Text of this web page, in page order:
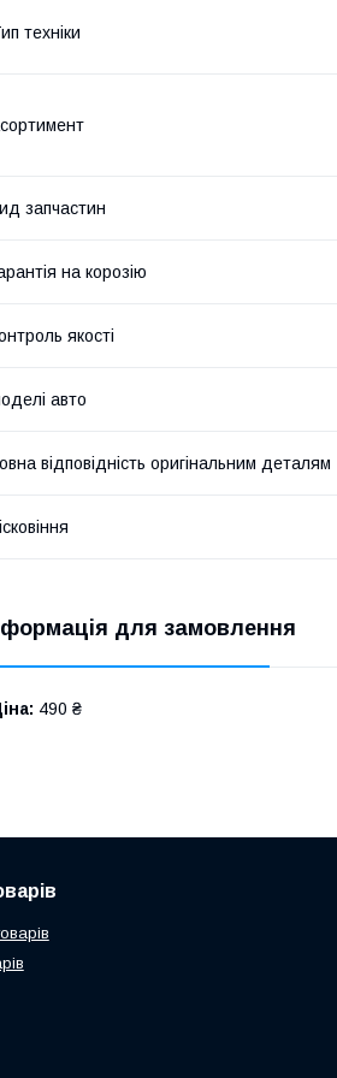
техніки
запчастин
на корозію
якості
авто
відповідність оригінальним деталям
для замовлення
490 ₴